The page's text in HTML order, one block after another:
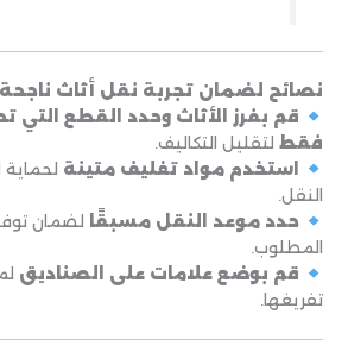
نصائح لضمان تجربة نقل أثاث ناجحة
قم بفرز الأثاث وحدد القطع التي
فقط لتقليل التكاليف.
استخدم مواد تغليف متينة لحماية
النقل.
حدد موعد النقل مسبقًا لضمان
المطلوب.
قم بوضع علامات على الصناديق
تفريغها.